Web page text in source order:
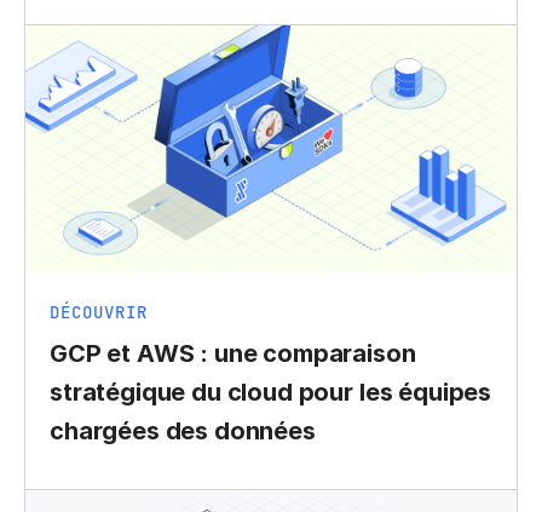
DÉCOUVRIR
GCP et AWS : une comparaison
stratégique du cloud pour les équipes
chargées des données